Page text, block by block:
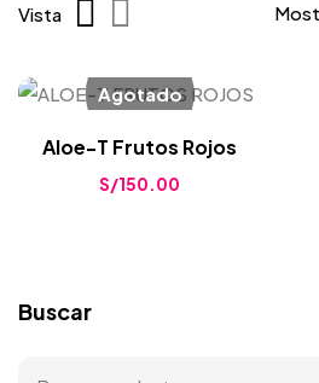
Vista
Agotado
Aloe-T Frutos Rojos
S/150.00
Buscar